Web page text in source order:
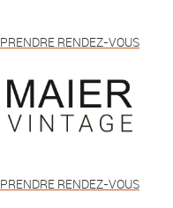
PRENDRE RENDEZ-VOUS
PRENDRE RENDEZ-VOUS